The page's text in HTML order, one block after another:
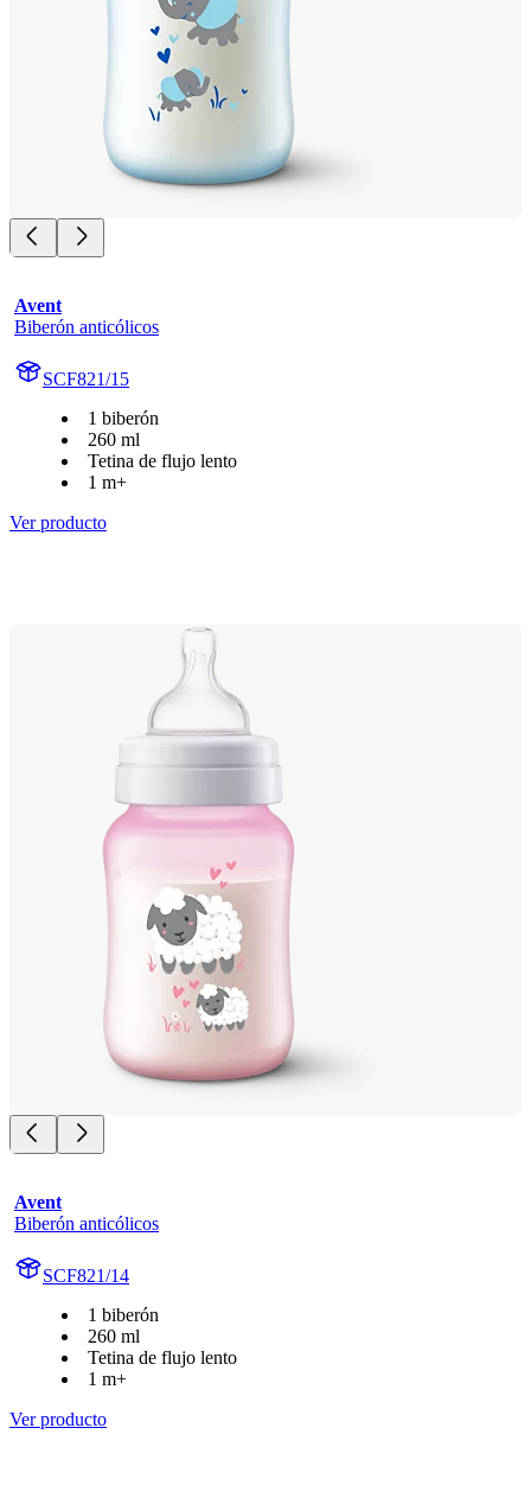
Avent
Biberón anticólicos
SCF821/15
1 biberón
260 ml
Tetina de flujo lento
1 m+
Ver producto
Avent
Biberón anticólicos
SCF821/14
1 biberón
260 ml
Tetina de flujo lento
1 m+
Ver producto